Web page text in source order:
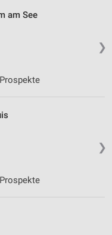
❯
am See
❯